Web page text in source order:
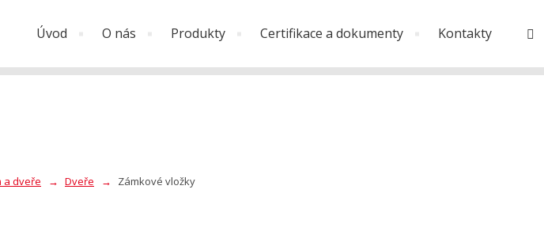
Úvod O nás Produkty Certifikace a dokumenty Kontakty
a dveře Dveře Zámkové vložky